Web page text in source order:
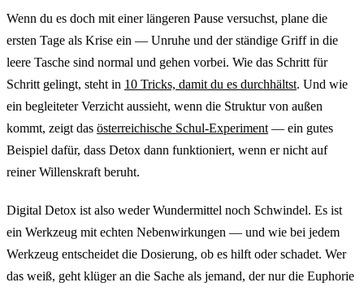
Wenn du es doch mit einer längeren Pause versuchst, plane die
ersten Tage als Krise ein — Unruhe und der ständige Griff in die
leere Tasche sind normal und gehen vorbei. Wie das Schritt für
Schritt gelingt, steht in 10 Tricks, damit du es durchhältst. Und wie
ein begleiteter Verzicht aussieht, wenn die Struktur von außen
kommt, zeigt das österreichische Schul-Experiment — ein gutes
Beispiel dafür, dass Detox dann funktioniert, wenn er nicht auf
reiner Willenskraft beruht.
Digital Detox ist also weder Wundermittel noch Schwindel. Es ist
ein Werkzeug mit echten Nebenwirkungen — und wie bei jedem
Werkzeug entscheidet die Dosierung, ob es hilft oder schadet. Wer
das weiß, geht klüger an die Sache als jemand, der nur die Euphorie